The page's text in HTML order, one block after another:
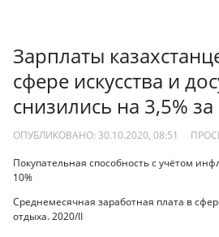
Зарплаты
сфере искусства и
снизились на 3,5% за
ОПУБЛИКОВАНО: 30.10.2020, 08:51
Покупательная способность с учётом
10%
Среднемесячная заработная плата в
отдыха. 2020/II